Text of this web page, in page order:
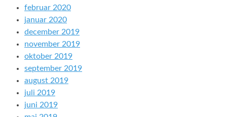
februar 2020
januar 2020
december 2019
november 2019
oktober 2019
september 2019
august 2019
juli 2019
juni 2019